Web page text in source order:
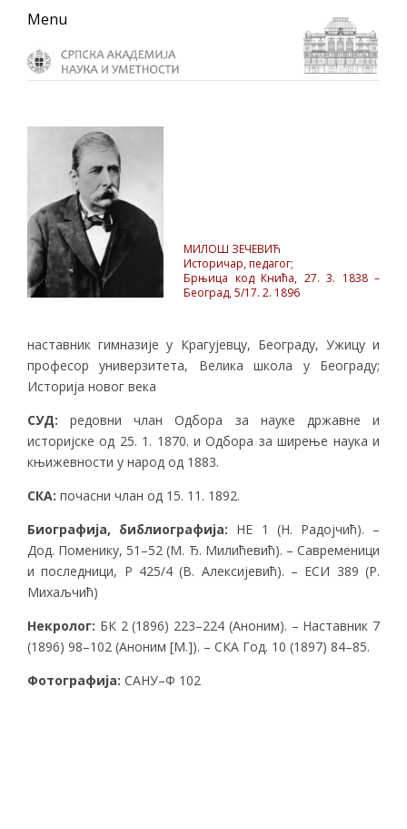
Skip
primary
navigation
Skip
main
content
Skip
primary
sidebar
Menu
МИЛОШ ЗЕЧЕВИЋ
Историчар, педагог;
Брњица код Кнића, 27. 3. 1838 –
Београд, 5/17. 2. 1896
наставник гимназије y Крагујевцу, Београду, Ужицу и
професор универзитета, Велика школа у Београду;
Историја новог века
СУД: редовни члан Одбора за науке државне и
историјске од 25. 1. 1870. и Одбора за ширење наука и
књижевности у народ од 1883.
СКА: почасни члан од 15. 11. 1892.
Биографија, библиографија: HE 1 (H. Радојчић). –
Дод. Поменику, 51–52 (M. Ђ. Милићевић). – Савременици
и последници, P 425/4 (B. Алексијевић). – ЕСИ 389 (P.
Михаљчић)
Некролог: БК 2 (1896) 223–224 (Аноним). – Наставник 7
(1896) 98–102 (Аноним [M.]). – СКА Год. 10 (1897) 84–85.
Фотографија: САНУ–Ф 102